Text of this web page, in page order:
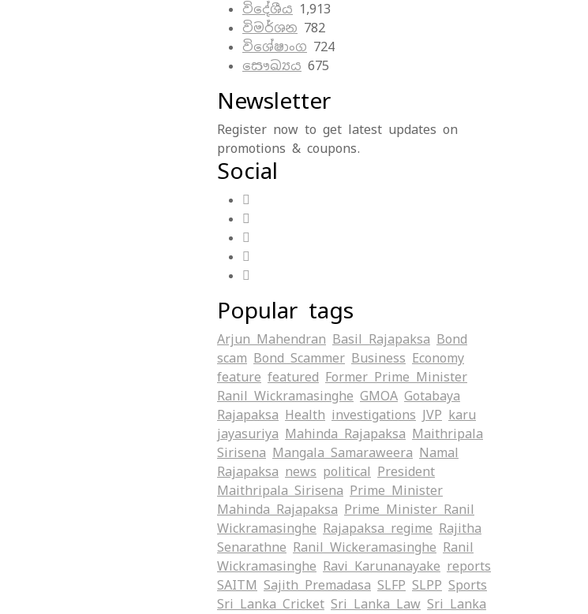
විදේශීය 1,913
විමර්ශන 782
විශේෂාංග 724
සෞඛ්‍යය 675
Newsletter
Register now to get latest updates on
promotions & coupons.
Social
Popular tags
Arjun Mahendran Basil Rajapaksa Bond
scam Bond Scammer Business Economy
feature featured Former Prime Minister
Ranil Wickramasinghe GMOA Gotabaya
Rajapaksa Health investigations JVP karu
jayasuriya Mahinda Rajapaksa Maithripala
Sirisena Mangala Samaraweera Namal
Rajapaksa news political President
Maithripala Sirisena Prime Minister
Mahinda Rajapaksa Prime Minister Ranil
Wickramasinghe Rajapaksa regime Rajitha
Senarathne Ranil Wickeramasinghe Ranil
Wickramasinghe Ravi Karunanayake reports
SAITM Sajith Premadasa SLFP SLPP Sports
Sri Lanka Cricket Sri Lanka Law Sri Lanka